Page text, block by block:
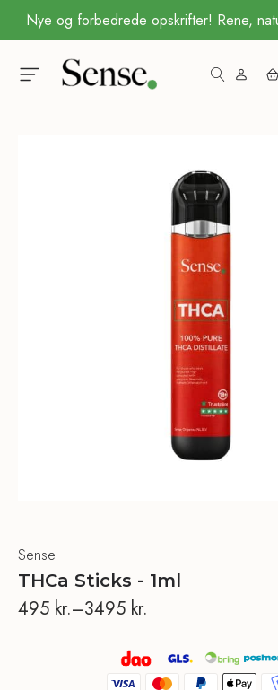
Nye og forbedrede opskrifter! Rene,
Sense
THCa Sticks - 1ml
495 kr.–3495 kr.
Prisinterval: